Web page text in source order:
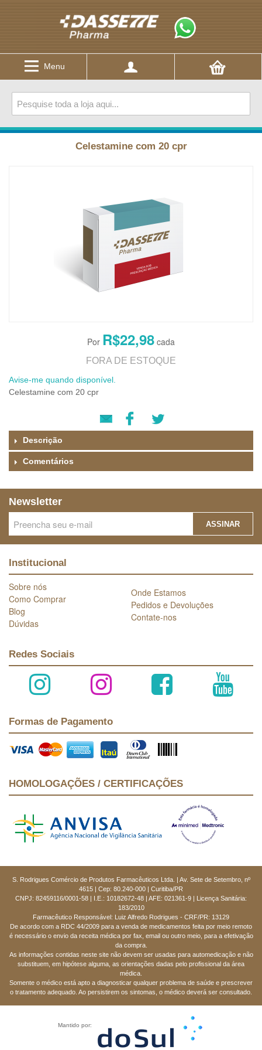
Menu
Celestamine com 20 cpr
R$22,98
FORA DE ESTOQUE
Avise-me quando disponível.
Celestamine com 20 cpr
Descrição
Comentários
Newsletter
ASSINAR
Institucional
Sobre nós
Como Comprar
Blog
Dúvidas
Onde Estamos
Pedidos e Devoluções
Contate-nos
Redes Sociais
Formas de Pagamento
HOMOLOGAÇÕES / CERTIFICAÇÕES
S. Rodrigues Comércio de Produtos Farmacêuticos Ltda. | Av. Sete de Setembro, nº
4615 | Cep: 80.240-000 | Curitiba/PR
CNPJ: 82459116/0001-58 | I.E.: 10182672-48 | AFE: 021361-9 | Licença Sanitária:
183/2010
Farmacêutico Responsável: Luiz Alfredo Rodrigues - CRF/PR: 13129
De acordo com a RDC 44/2009 para a venda de medicamentos feita por meio remoto
é necessário o envio da receita médica por fax, email ou outro meio, para a efetivação
da compra.
As informações contidas neste site não devem ser usadas para automedicação e não
substituem, em hipótese alguma, as orientações dadas pelo profissional da área
médica.
Somente o médico está apto a diagnosticar qualquer problema de saúde e prescrever
o tratamento adequado. Ao persistirem os sintomas, o médico deverá ser consultado.
Mantido por: